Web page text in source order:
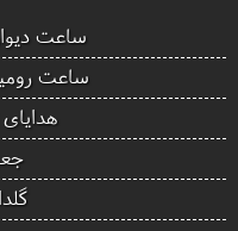
ساعت
ساعت